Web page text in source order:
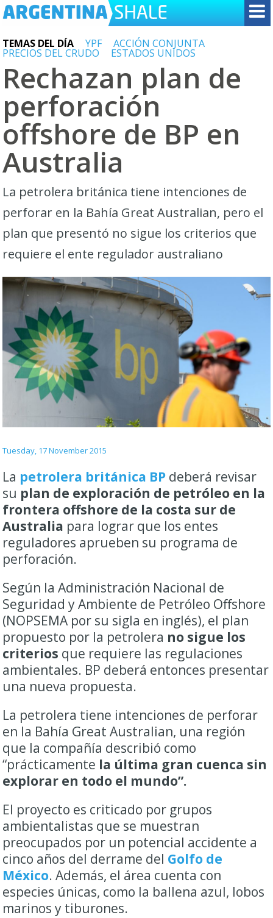
TEMAS DEL DÍA YPF ACCIÓN CONJUNTA
PRECIOS DEL CRUDO ESTADOS UNIDOS
Rechazan plan de
perforación
offshore de BP en
Australia
La petrolera británica tiene intenciones de
perforar en la Bahía Great Australian, pero el
plan que presentó no sigue los criterios que
requiere el ente regulador australiano
Tuesday, 17 November 2015
La petrolera británica BP deberá revisar
su plan de exploración de petróleo en la
frontera offshore de la costa sur de
Australia para lograr que los entes
reguladores aprueben su programa de
perforación.
Según la Administración Nacional de
Seguridad y Ambiente de Petróleo Offshore
(NOPSEMA por su sigla en inglés), el plan
propuesto por la petrolera no sigue los
criterios que requiere las regulaciones
ambientales. BP deberá entonces presentar
una nueva propuesta.
La petrolera tiene intenciones de perforar
en la Bahía Great Australian, una región
que la compañía describió como
“prácticamente la última gran cuenca sin
explorar en todo el mundo”.
El proyecto es criticado por grupos
ambientalistas que se muestran
preocupados por un potencial accidente a
cinco años del derrame del Golfo de
México. Además, el área cuenta con
especies únicas, como la ballena azul, lobos
marinos y tiburones.